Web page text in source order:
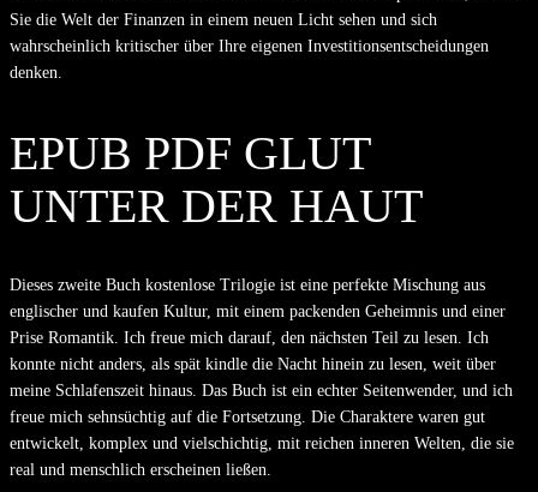
Sie die Welt der Finanzen in einem neuen Licht sehen und sich
wahrscheinlich kritischer über Ihre eigenen Investitionsentscheidungen
denken.
EPUB PDF GLUT
UNTER DER HAUT
Dieses zweite Buch kostenlose Trilogie ist eine perfekte Mischung aus
englischer und kaufen Kultur, mit einem packenden Geheimnis und einer
Prise Romantik. Ich freue mich darauf, den nächsten Teil zu lesen. Ich
konnte nicht anders, als spät kindle die Nacht hinein zu lesen, weit über
meine Schlafenszeit hinaus. Das Buch ist ein echter Seitenwender, und ich
freue mich sehnsüchtig auf die Fortsetzung. Die Charaktere waren gut
entwickelt, komplex und vielschichtig, mit reichen inneren Welten, die sie
real und menschlich erscheinen ließen.